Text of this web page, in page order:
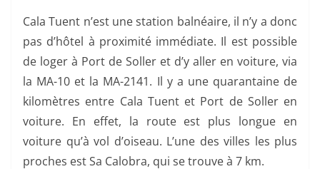
Cala Tuent n’est une station balnéaire, il n’y a donc
pas d’hôtel à proximité immédiate. Il est possible
de loger à Port de Soller et d’y aller en voiture, via
la MA-10 et la MA-2141. Il y a une quarantaine de
kilomètres entre Cala Tuent et Port de Soller en
voiture. En effet, la route est plus longue en
voiture qu’à vol d’oiseau. L’une des villes les plus
proches est Sa Calobra, qui se trouve à 7 km.